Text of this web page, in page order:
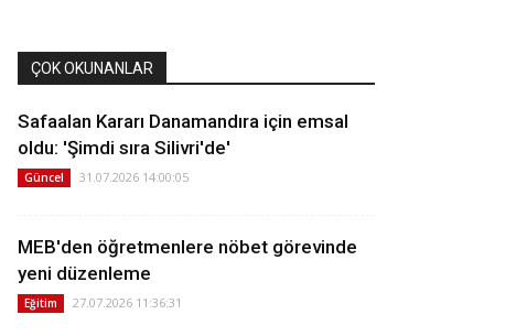
ÇOK OKUNANLAR
Safaalan Kararı Danamandıra için emsal
oldu: 'Şimdi sıra Silivri'de'
Güncel 31.07.2026 14:00:05
MEB'den öğretmenlere nöbet görevinde
yeni düzenleme
Eğitim 27.07.2026 11:36:31